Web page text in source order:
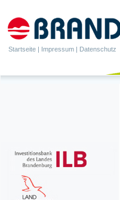
Startseite | Impressum | Datenschutz